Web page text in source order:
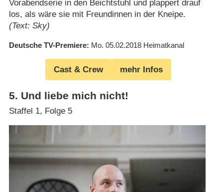
Vorabendserie in den Beichtstuhl und plappert drauf
los, als wäre sie mit Freundinnen in der Kneipe.
(Text: Sky)
Deutsche TV-Premiere Mo. 05.02.2018 Heimatkanal
Cast & Crew mehr Infos
5. Und liebe mich nicht!
Staffel 1, Folge 5